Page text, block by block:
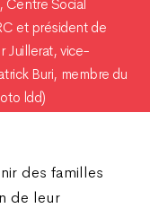
Centre Social
et président de
Juillerat, vice-
Buri, membre du
ldd)
des familles
de leur